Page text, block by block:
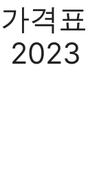
격표
2023